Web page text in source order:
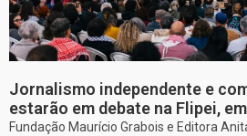
Jornalismo independente e
estarão em debate na Flipei,
Fundação Maurício Grabois e Editora